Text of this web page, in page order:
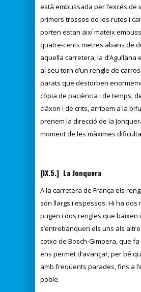
està embussada per l’excés de
primers trossos de les rutes i
porten estan així mateix
quatre-cents metres abans de
aquella carretera, la d’Agullana
al seu torn d’un rengle de
parats que destorben
còpia de paciència i de temps,
clàxon i de crits, arribem a la
prenem la direcció de la
moment de les màximes
[IX.5.] La Jonquera
A la carretera de França els
són llargs i espessos. Hi ha dos
pugen i dos rengles que baixen
s’entrebanquen els uns als
cotxe de Bosch-Gimpera, que fa
ens permet d’avançar, per bé
amb freqüents parades, fins a
poble.